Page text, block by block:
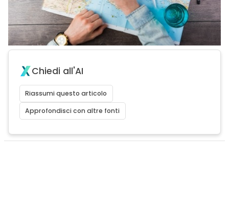
Chiedi all'AI
Riassumi questo articolo
Approfondisci con altre fonti